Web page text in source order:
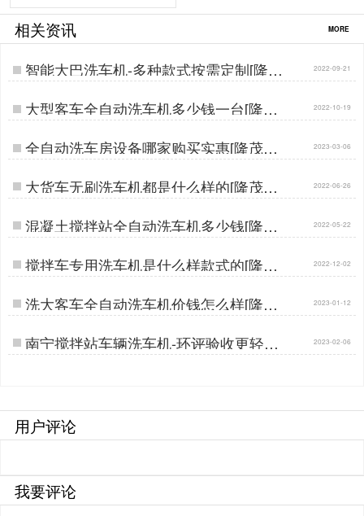
相关资讯 MORE
智能大巴洗车机-多种款式按需定制[隆茂
鑫晟]…
2022-09-21
大型客车全自动洗车机多少钱一台[隆茂
鑫晟]…
2022-10-19
全自动洗车房设备哪家购买实惠[隆茂鑫
晟]…
2023-03-06
大货车无刷洗车机都是什么样的[隆茂鑫
晟]…
2022-06-26
混凝土搅拌站全自动洗车机多少钱[隆茂
鑫晟]…
2022-05-22
搅拌车专用洗车机是什么样款式的[隆茂
鑫晟]…
2022-12-02
洗大客车全自动洗车机价钱怎么样[隆茂
鑫晟]…
2023-01-12
南宁搅拌站车辆洗车机-环评验收更轻松
[隆茂鑫晟]…
2023-02-06
用户评论
我要评论